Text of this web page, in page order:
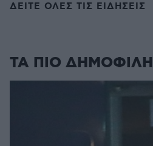
ΔΕΙΤΕ ΟΛΕΣ ΤΙΣ ΕΙΔΗΣΕΙΣ
ΤΑ ΠΙΟ ΔΗΜΟΦΙΛΗ